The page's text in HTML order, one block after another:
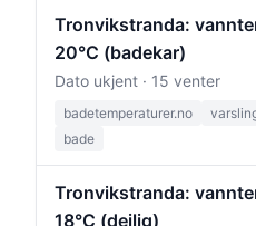
Tronvikstranda:
20°C (badekar)
Dato ukjent · 15 venter
badetemperaturer.no
bade
Tronvikstranda:
18°C (deilig)